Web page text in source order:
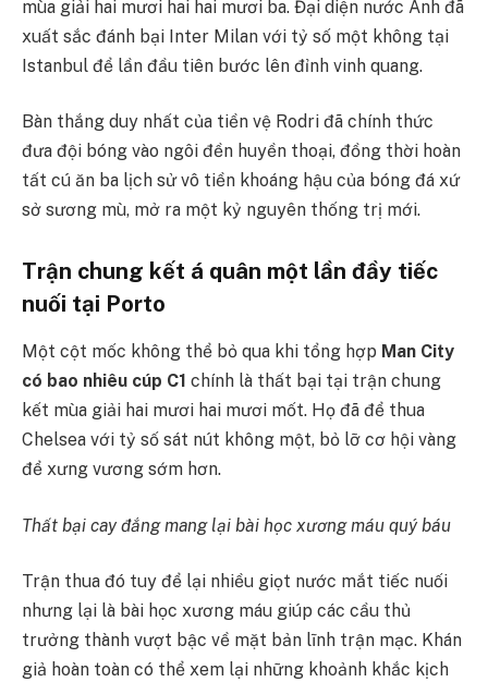
mùa giải hai mươi hai hai mươi ba. Đại diện nước Anh đã
xuất sắc đánh bại Inter Milan với tỷ số một không tại
Istanbul để lần đầu tiên bước lên đỉnh vinh quang.
Bàn thắng duy nhất của tiền vệ Rodri đã chính thức
đưa đội bóng vào ngôi đền huyền thoại, đồng thời hoàn
tất cú ăn ba lịch sử vô tiền khoáng hậu của bóng đá xứ
sở sương mù, mở ra một kỷ nguyên thống trị mới.
Trận chung kết á quân một lần đầy tiếc
nuối tại Porto
Một cột mốc không thể bỏ qua khi tổng hợp Man City
có bao nhiêu cúp C1 chính là thất bại tại trận chung
kết mùa giải hai mươi hai mươi mốt. Họ đã để thua
Chelsea với tỷ số sát nút không một, bỏ lỡ cơ hội vàng
để xưng vương sớm hơn.
Thất bại cay đắng mang lại bài học xương máu quý báu
Trận thua đó tuy để lại nhiều giọt nước mắt tiếc nuối
nhưng lại là bài học xương máu giúp các cầu thủ
trưởng thành vượt bậc về mặt bản lĩnh trận mạc. Khán
giả hoàn toàn có thể xem lại những khoảnh khắc kịch